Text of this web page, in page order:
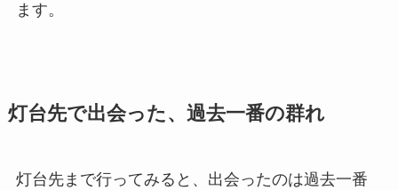
ます。
灯台先で出会った、過去一番の群れ
灯台先まで行ってみると、出会ったのは過去一番